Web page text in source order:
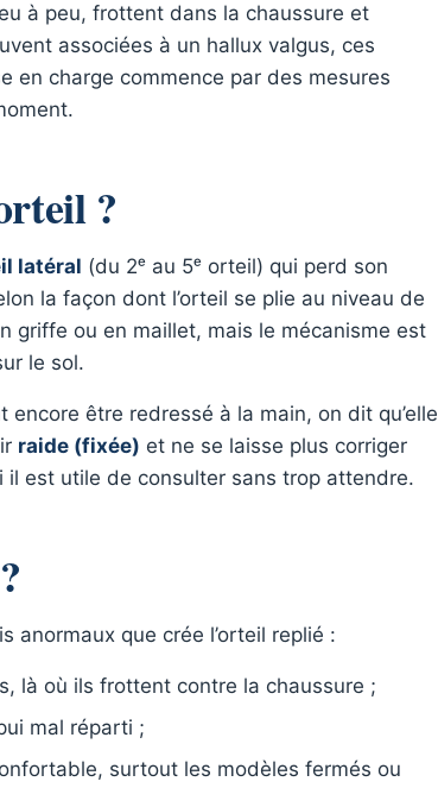
à peu, frottent dans la chaussure et
associées à un hallux valgus, ces
en charge commence par des mesures
?
latéral (du 2ᵉ au 5ᵉ orteil) qui perd son
la façon dont l’orteil se plie au niveau de
griffe ou en maillet, mais le mécanisme est
le sol.
encore être redressé à la main, on dit qu’elle
raide (fixée) et ne se laisse plus corriger
est utile de consulter sans trop attendre.
que crée l’orteil replié :
là où ils frottent contre la chaussure ;
mal réparti ;
surtout les modèles fermés ou